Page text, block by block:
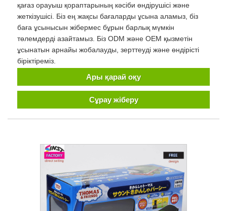
қағаз орауыш қораптарының кәсіби өндірушісі және
жеткізушісі. Біз ең жақсы бағаларды ұсына аламыз, біз
баға ұсынысын жібермес бұрын барлық мүмкін
төлемдерді азайтамыз. Біз ODM және OEM қызметін
ұсынатын арнайы жобалауды, зерттеуді және өндірісті
біріктіреміз.
Ары қарай оқу
Сұрау жіберу